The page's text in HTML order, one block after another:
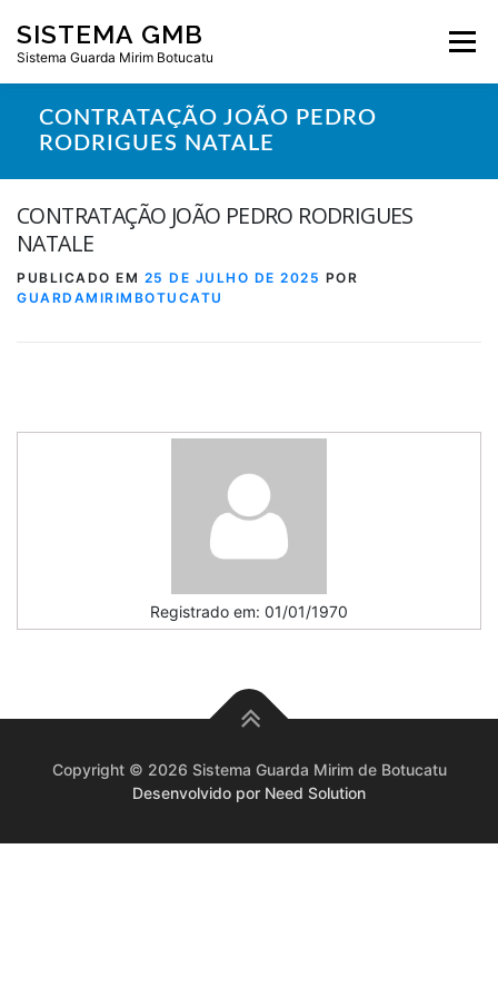
para
conteúdo
SISTEMA GMB
Sistema Guarda Mirim Botucatu
Menu
CONTRATAÇÃO JOÃO PEDRO
RODRIGUES NATALE
CONTRATAÇÃO JOÃO PEDRO RODRIGUES
NATALE
PUBLICADO EM 25 DE JULHO DE 2025 POR
GUARDAMIRIMBOTUCATU
Registrado em: 01/01/1970
Copyright © 2026 Sistema Guarda Mirim de Botucatu
Desenvolvido por Need Solution